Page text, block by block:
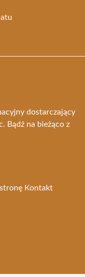
dostarczający
Bądź na bieżąco z
Kontakt